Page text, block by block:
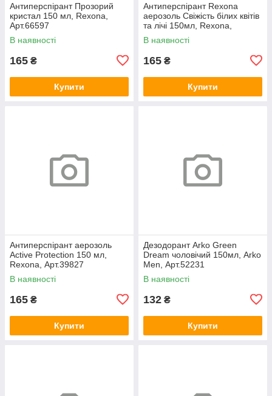
Антиперспірант Прозорий
кристал 150 мл, Rexona,
Арт.66597
В наявності
165 ₴
Купити
Антиперспірант Rexona
аерозоль Свіжість білих квітів
та лічі 150мл, Rexona,
Арт.54435
В наявності
165 ₴
Купити
Антиперспірант аерозоль
Active Protection 150 мл,
Rexona, Арт.39827
В наявності
165 ₴
Купити
Дезодорант Arko Green
Dream чоловічий 150мл, Arko
Men, Арт.52231
В наявності
132 ₴
Купити